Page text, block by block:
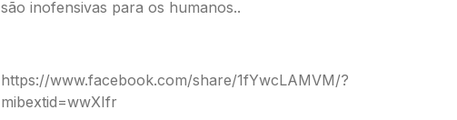
são inofensivas para os humanos..
https://www.facebook.com/share/1fYwcLAMVM/?
mibextid=wwXIfr